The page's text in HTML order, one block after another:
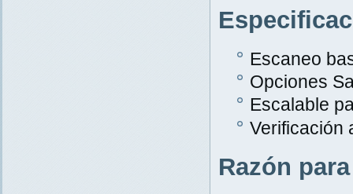
Escaneo
Opciones
Escalable
Verificación
Razón